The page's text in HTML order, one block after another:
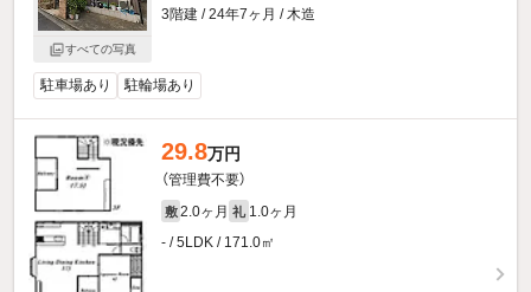
すべての写真
3階建 / 24年7ヶ月 / 木造
駐車場あり 駐輪場あり
29.8万円
（管理費不要）
敷 2.0ヶ月 礼 1.0ヶ月
- / 5LDK / 171.0㎡